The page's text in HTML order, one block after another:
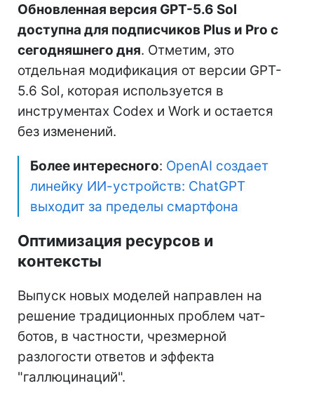
Обновленная версия GPT-5.6 Sol
доступна для подписчиков Plus и Pro с
сегодняшнего дня. Отметим, это
отдельная модификация от версии GPT-
5.6 Sol, которая используется в
инструментах Codex и Work и остается
без изменений.
Более интересного: OpenAI создает
линейку ИИ-устройств: ChatGPT
выходит за пределы смартфона
Оптимизация ресурсов и
контексты
Выпуск новых моделей направлен на
решение традиционных проблем чат-
ботов, в частности, чрезмерной
разлогости ответов и эффекта
"галлюцинаций".